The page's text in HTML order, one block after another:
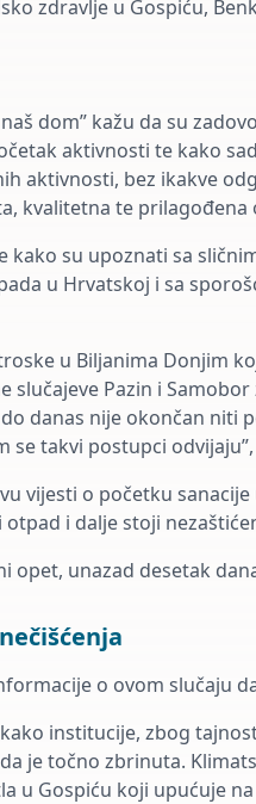
zdravlje u Gospiću,
dom” kažu da su
aktivnosti te kako
aktivnosti, bez ikakve
kvalitetna te
kako su upoznati sa
u Hrvatskoj i sa
u Biljanima Donjim
slučajeve Pazin i
danas nije okončan niti
se takvi postupci
vijesti o početku
i dalje stoji
opet, unazad desetak
o ovom slučaju
institucije, zbog
je točno zbrinuta.
u Gospiću koji upućuje